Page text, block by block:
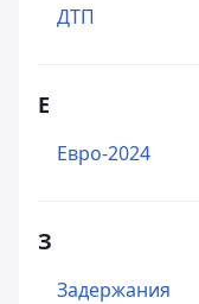
ДТП
Е
Евро-2024
З
Задержания